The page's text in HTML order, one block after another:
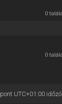
0
0
UTC+01:00